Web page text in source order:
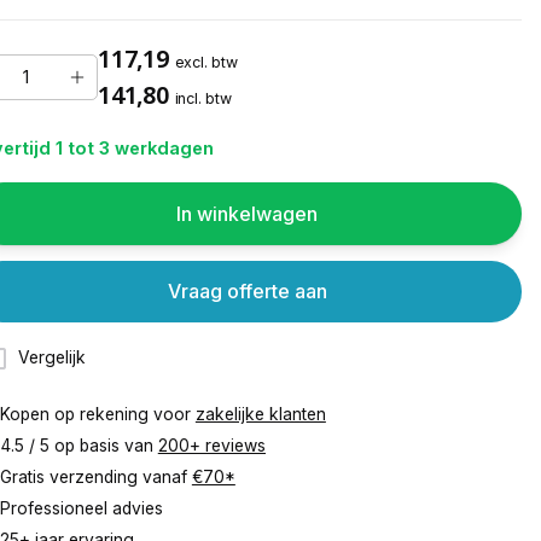
117,19 excl. btw
141,80 incl. btw
1 tot 3 werkdagen
In winkelwagen
Vergelijk
Vraag offerte aan
Kopen op rekening voor zakelijke klanten
4.5 / 5 op basis van 200+ reviews
Gratis verzending vanaf €70*
Professioneel advies